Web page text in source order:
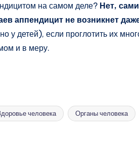
на самом деле? Нет,
аппендицит не возникнет
у детей), если проглотить их
и в меру.
человека Органы человека